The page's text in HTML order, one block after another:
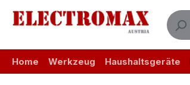
Hauptinhalt springen
Zur Suche springen
Zur Hauptnavigation springen
Home Werkzeug Haushaltsgeräte